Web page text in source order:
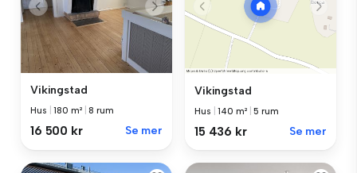
Vikingstad
Hus |180 m² |8 rum
16 500 kr Se mer
Vikingstad
Hus |140 m² |5 rum
15 436 kr Se mer